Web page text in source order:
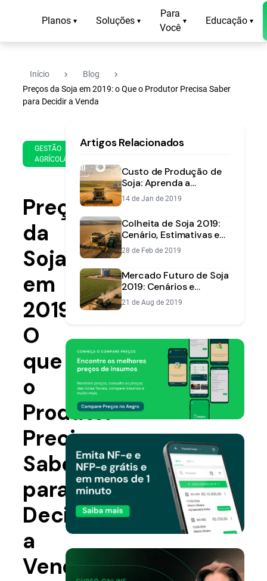
Planos ▾ Soluções ▾
Para
Você
▾ Educação ▾
Início navigate_next Blog navigate_next
Preços da Soja em 2019: o Que o Produtor Precisa Saber
para Decidir a Venda
GESTÃO
AGRÍCOLA
de
de
2019
min
leitura
Preços
da
Soja
em
2019:
O
que
o
Produtor
Precisa
Saber
para
Decidir
a
Venda
Artigos Relacionados
Custo de Produção de
Soja: Aprenda a
Calcular e Garanta Seu
Lucro
14 de Jan de 2019
Colheita de Soja 2019:
Cenário, Estimativas e
Estratégias de Venda
28 de Feb de 2019
Mercado Futuro de Soja
2019: Cenários e
Estratégias para o
Produtor
21 de Aug de 2019